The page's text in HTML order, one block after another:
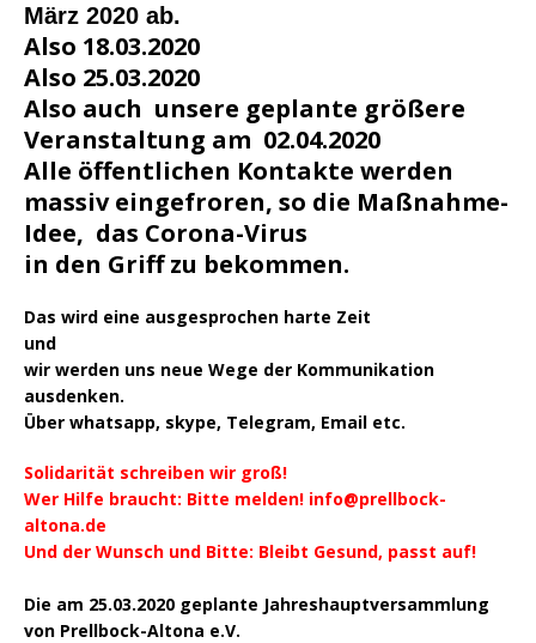
März 2020 ab.
Also 18.03.2020
Also 25.03.2020
Also auch unsere geplante größere
Veranstaltung am 02.04.2020
Alle öffentlichen Kontakte werden
massiv eingefroren, so die Maßnahme-
Idee, das Corona-Virus
in den Griff zu bekommen.
Das wird eine ausgesprochen harte Zeit
und
wir werden uns neue Wege der Kommunikation
ausdenken.
Über whatsapp, skype, Telegram, Email etc.
Solidarität schreiben wir groß!
Wer Hilfe braucht: Bitte melden! info@prellbock-
altona.de
Und der Wunsch und Bitte: Bleibt Gesund, passt auf!
Die am 25.03.2020 geplante Jahreshauptversammlung
von Prellbock-Altona e.V.